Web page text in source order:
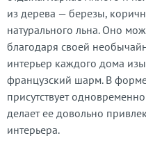
из дерева — березы,
натурального льна. Оно
благодаря своей
интерьер каждого дома
французский шарм. В
присутствует
делает ее довольно
интерьера.